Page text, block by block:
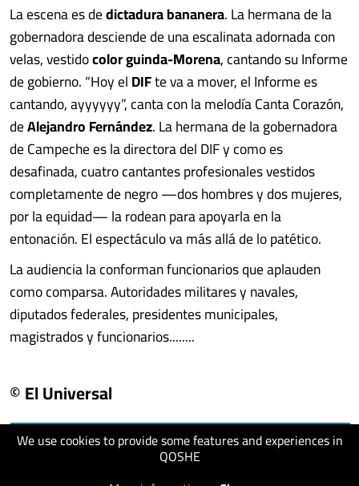
We use cookies to provide some features and experiences in
QOSHE
La escena es dedictadura bananera. La hermana de la
gobernadora desciende de una escalinata adornada con
velas, vestidocolor guinda-Morena, cantando su Informe
de gobierno. “Hoy elDIFte va a mover, el Informe es
cantando, ayyyyyy”, canta con la melodía Canta Corazón,
deAlejandro Fernández. La hermana de la gobernadora
de Campeche es la directora del DIF y como es
desafinada, cuatro cantantes profesionales vestidos
completamente de negro —dos hombres y dos mujeres,
por la equidad— la rodean para apoyarla en la
entonación. El espectáculo va más allá de lo patético.
La audiencia la conforman funcionarios que aplauden
como comparsa. Autoridades militares y navales,
diputados federales, presidentes municipales,
magistrados y funcionarios........
© El Universal
visit website